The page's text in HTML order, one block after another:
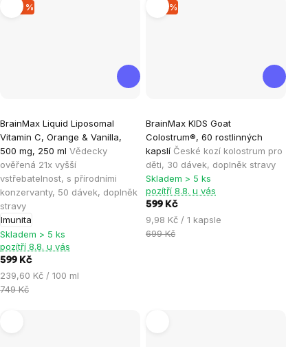
–20 %
BrainMax Liquid Liposomal
Vitamin C, Orange & Vanilla,
500 mg, 250 ml Vědecky
ověřená 21x vyšší
vstřebatelnost, s přírodními
konzervanty, 50 dávek, doplněk
stravy
Imunita
hodnocení
produktu
je
4,2
z
5
hvězdiček.
Skladem > 5 ks
pozítří 8.8. u vás
599 Kč
Měrná
cena:
239,60 Kč / 100 ml
749 Kč
–14 %
BrainMax KIDS Goat
Colostrum®, 60 rostlinných
kapslí České kozí kolostrum pro
děti, 30 dávek, doplněk stravy
hodnocení
produktu
je
5,0
z
hvězdiček.
Skladem > 5 ks
pozítří 8.8. u vás
599 Kč
Měrná
cena:
9,98 Kč / 1 kapsle
699 Kč